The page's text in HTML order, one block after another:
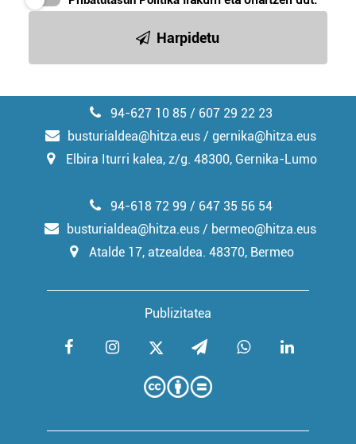
irakurri
Harpidetu
94-627 10 85 / 607 29 22 23
busturialdea@hitza.eus / gernika@hitza.eus
Elbira Iturri kalea, z/g. 48300, Gernika-Lumo
Publizitatea
94-618 72 99 / 647 35 56 54
busturialdea@hitza.eus / bermeo@hitza.eus
Atalde 17, atzealdea. 48370, Bermeo